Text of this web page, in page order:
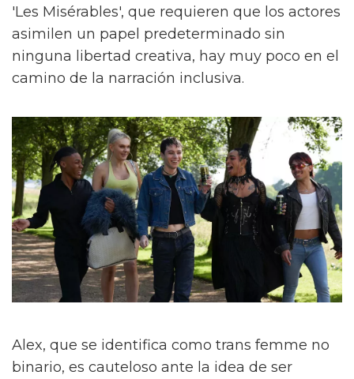
'Les Misérables', que requieren que los actores
asimilen un papel predeterminado sin
ninguna libertad creativa, hay muy poco en el
camino de la narración inclusiva.
Alex, que se identifica como trans femme no
binario, es cauteloso ante la idea de ser